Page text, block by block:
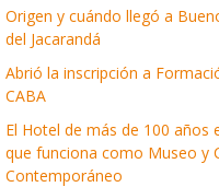
Origen y cuándo llegó a
del Jacarandá
Abrió la inscripción a
CABA
El Hotel de más de 100 años
que funciona como Museo y
Contemporáneo